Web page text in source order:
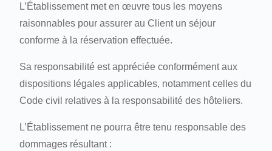
L’Établissement met en œuvre tous les moyens
raisonnables pour assurer au Client un séjour
conforme à la réservation effectuée.
Sa responsabilité est appréciée conformément aux
dispositions légales applicables, notamment celles du
Code civil relatives à la responsabilité des hôteliers.
L’Établissement ne pourra être tenu responsable des
dommages résultant :